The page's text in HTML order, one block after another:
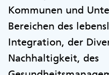
Kommunen und
Bereichen des
Integration, der
Nachhaltigkeit, des